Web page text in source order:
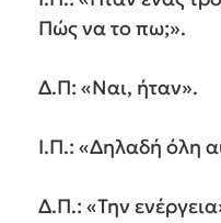
Πώς να το πω;».
Δ.Π: «Ναι, ήταν».
Ι.Π.: «Δηλαδή όλη
Δ.Π.: «Την